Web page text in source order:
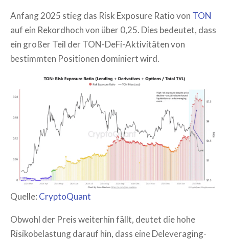
Anfang 2025 stieg das Risk Exposure Ratio von TON
auf ein Rekordhoch von über 0,25. Dies bedeutet, dass
ein großer Teil der TON-DeFi-Aktivitäten von
bestimmten Positionen dominiert wird.
Quelle: CryptoQuant
Obwohl der Preis weiterhin fällt, deutet die hohe
Risikobelastung darauf hin, dass eine Deleveraging-